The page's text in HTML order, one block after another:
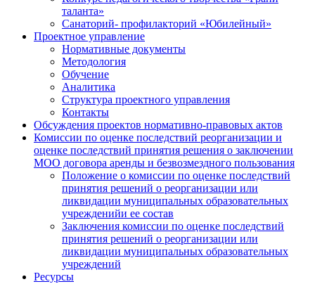
таланта»
Санаторий- профилакторий «Юбилейный»
Проектное управление
Нормативные документы
Методология
Обучение
Аналитика
Структура проектного управления
Контакты
Обсуждения проектов нормативно-правовых актов
Комиссии по оценке последствий реорганизации и
оценке последствий принятия решения о заключении
МОО договора аренды и безвозмездного пользования
Положение о комиссии по оценке последствий
принятия решений о реорганизации или
ликвидации муниципальных образовательных
учрежденийи ее состав
Заключения комиссии по оценке последствий
принятия решений о реорганизации или
ликвидации муниципальных образовательных
учреждений
Ресурсы